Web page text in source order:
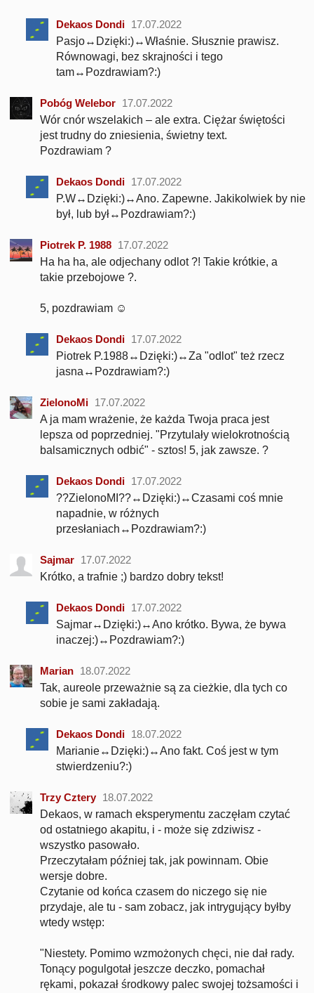
Dekaos Dondi 17.07.2022
Pasjo↔Dzięki:)↔Właśnie. Słusznie prawisz.
Równowagi, bez skrajności i tego
tam↔Pozdrawiam?:)
Pobóg Welebor 17.07.2022
Wór cnór wszelakich – ale extra. Ciężar świętości
jest trudny do zniesienia, świetny text.
Pozdrawiam ?
Dekaos Dondi 17.07.2022
P.W↔Dzięki:)↔Ano. Zapewne. Jakikolwiek by nie
był, lub był↔Pozdrawiam?:)
Piotrek P. 1988 17.07.2022
Ha ha ha, ale odjechany odlot ?! Takie krótkie, a
takie przebojowe ?.
5, pozdrawiam ☺️
Dekaos Dondi 17.07.2022
Piotrek P.1988↔Dzięki:)↔Za "odlot" też rzecz
jasna↔Pozdrawiam?:)
ZielonoMi 17.07.2022
A ja mam wrażenie, że każda Twoja praca jest
lepsza od poprzedniej. "Przytulały wielokrotnością
balsamicznych odbić" - sztos! 5, jak zawsze. ?
Dekaos Dondi 17.07.2022
??ZielonoMI??↔Dzięki:)↔Czasami coś mnie
napadnie, w różnych
przesłaniach↔Pozdrawiam?:)
Sajmar 17.07.2022
Krótko, a trafnie ;) bardzo dobry tekst!
Dekaos Dondi 17.07.2022
Sajmar↔Dzięki:)↔Ano krótko. Bywa, że bywa
inaczej:)↔Pozdrawiam?:)
Marian 18.07.2022
Tak, aureole przeważnie są za cieżkie, dla tych co
sobie je sami zakładają.
Dekaos Dondi 18.07.2022
Marianie↔Dzięki:)↔Ano fakt. Coś jest w tym
stwierdzeniu?:)
Trzy Cztery 18.07.2022
Dekaos, w ramach eksperymentu zaczęłam czytać
od ostatniego akapitu, i - może się zdziwisz -
wszystko pasowało.
Przeczytałam później tak, jak powinnam. Obie
wersje dobre.
Czytanie od końca czasem do niczego się nie
przydaje, ale tu - sam zobacz, jak intrygujący byłby
wtedy wstęp:
"Niestety. Pomimo wzmożonych chęci, nie dał rady.
Tonący pogulgotał jeszcze deczko, pomachał
rękami, pokazał środkowy palec swojej tożsamości i